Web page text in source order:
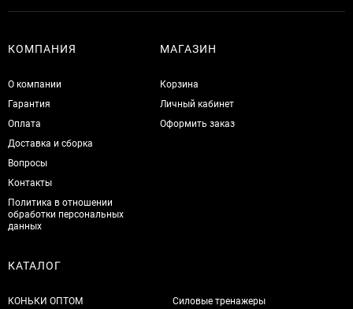
КОМПАНИЯ
О компании
Гарантия
Оплата
Доставка и сборка
Вопросы
Контакты
Политика в отношении
обработки персональных
данных
МАГАЗИН
Корзина
Личный кабинет
Оформить заказ
КАТАЛОГ
КОНЬКИ ОПТОМ
Силовые тренажеры